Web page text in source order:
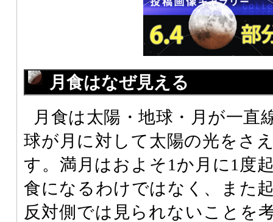
月食はなぜ見える
月食は太陽・地球・月が一直
球が月に対して太陽の光をさ
す。満月はおよそ1か月に1度
食になるわけではなく、また
反対側では見られないことを